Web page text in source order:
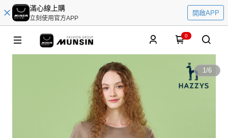
滿心線上購
立刻使用官方APP
開啟APP
0
1/6